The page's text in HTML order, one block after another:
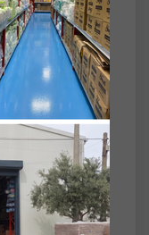
100 Adet
makyaj
alanına
de